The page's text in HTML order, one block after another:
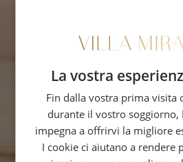
La vostra
Fin dalla vostra prima visita
durante il vostro soggiorno,
impegna a offrirvi la migliore
I cookie ci aiutano a rendere